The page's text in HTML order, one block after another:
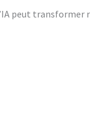
peut